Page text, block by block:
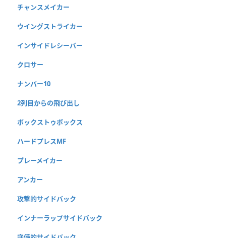
チャンスメイカー
ウイングストライカー
インサイドレシーバー
クロサー
ナンバー10
2列目からの飛び出し
ボックストゥボックス
ハードプレスMF
プレーメイカー
アンカー
攻撃的サイドバック
インナーラップサイドバック